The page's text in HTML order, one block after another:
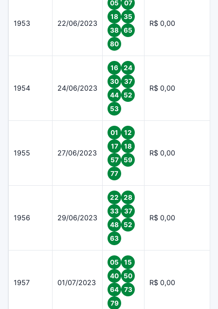
1953 22/06/2023
05
07
18
35
38
65
80
R$ 0,00
1954 24/06/2023
16
24
30
37
44
52
53
R$ 0,00
1955 27/06/2023
01
12
17
18
57
59
77
R$ 0,00
1956 29/06/2023
22
28
33
37
48
52
63
R$ 0,00
1957 01/07/2023
05
15
40
50
64
73
79
R$ 0,00